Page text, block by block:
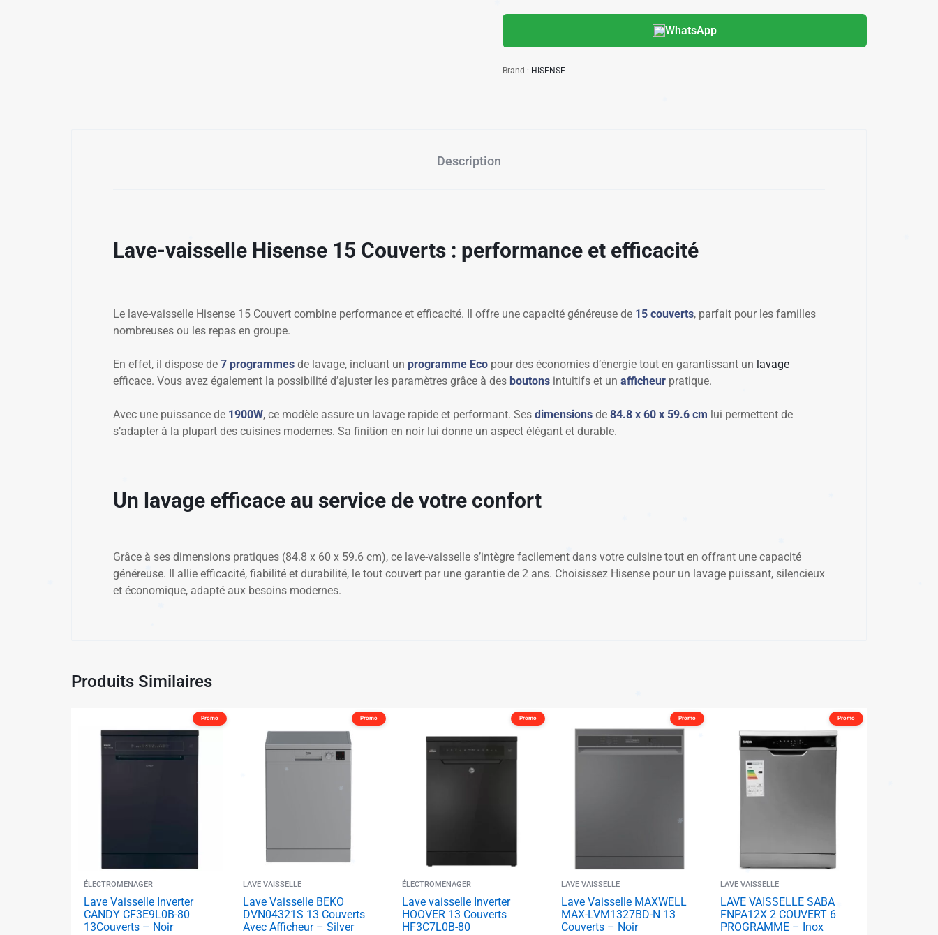
WhatsApp
Brand : HISENSE
Description
Lave-vaisselle Hisense 15 Couverts : performance et efficacité
Le lave-vaisselle Hisense 15 Couvert combine performance et efficacité. Il offre une capacité généreuse de 15 couverts, parfait pour les familles
nombreuses ou les repas en groupe.
En effet, il dispose de 7 programmes de lavage, incluant un programme Eco pour des économies d’énergie tout en garantissant un lavage
efficace. Vous avez également la possibilité d’ajuster les paramètres grâce à des boutons intuitifs et un afficheur pratique.
Avec une puissance de 1900W, ce modèle assure un lavage rapide et performant. Ses dimensions de 84.8 x 60 x 59.6 cm lui permettent de
s’adapter à la plupart des cuisines modernes. Sa finition en noir lui donne un aspect élégant et durable.
Un lavage efficace au service de votre confort
Grâce à ses dimensions pratiques (84.8 x 60 x 59.6 cm), ce lave-vaisselle s’intègre facilement dans votre cuisine tout en offrant une capacité
généreuse. Il allie efficacité, fiabilité et durabilité, le tout couvert par une garantie de 2 ans. Choisissez Hisense pour un lavage puissant, silencieux
et économique, adapté aux besoins modernes.
Produits Similaires
Promo
ÉLECTROMENAGER
Lave Vaisselle Inverter
CANDY CF3E9L0B-80
13Couverts – Noir
Promo
LAVE VAISSELLE
Lave Vaisselle BEKO
DVN04321S 13 Couverts
Avec Afficheur – Silver
Promo
ÉLECTROMENAGER
Lave vaisselle Inverter
HOOVER 13 Couverts
HF3C7L0B-80
Promo
LAVE VAISSELLE
Lave Vaisselle MAXWELL
MAX-LVM1327BD-N 13
Couverts – Noir
Promo
LAVE VAISSELLE
LAVE VAISSELLE SABA
FNPA12X 2 COUVERT 6
PROGRAMME – Inox
✱
✱
✱
✱